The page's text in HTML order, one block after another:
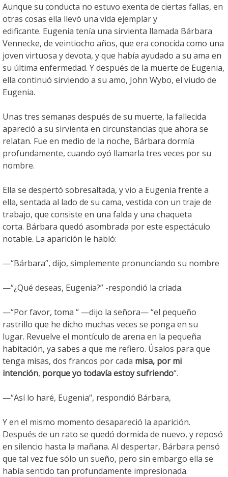
Aunque su conducta no estuvo exenta de ciertas fallas, en
otras cosas ella llevó una vida ejemplar y
edificante. Eugenia tenía una sirvienta llamada Bárbara
Vennecke, de veintiocho años, que era conocida como una
joven virtuosa y devota, y que había ayudado a su ama en
su última enfermedad. Y después de la muerte de Eugenia,
ella continuó sirviendo a su amo, John Wybo, el viudo de
Eugenia.
Unas tres semanas después de su muerte, la fallecida
apareció a su sirvienta en circunstancias que ahora se
relatan. Fue en medio de la noche, Bárbara dormía
profundamente, cuando oyó llamarla tres veces por su
nombre.
Ella se despertó sobresaltada, y vio a Eugenia frente a
ella, sentada al lado de su cama, vestida con un traje de
trabajo, que consiste en una falda y una chaqueta
corta. Bárbara quedó asombrada por este espectáculo
notable. La aparición le habló:
—“Bárbara”, dijo, simplemente pronunciando su nombre
—“¿Qué deseas, Eugenia?” -respondió la criada.
—“Por favor, toma “ —dijo la señora— “el pequeño
rastrillo que he dicho muchas veces se ponga en su
lugar. Revuelve el montículo de arena en la pequeña
habitación, ya sabes a que me refiero. Úsalos para que
tenga misas, dos francos por cada misa, por mi
intención, porque yo todavía estoy sufriendo“.
—“Así lo haré, Eugenia“, respondió Bárbara,
Y en el mismo momento desapareció la aparición.
Después de un rato se quedó dormida de nuevo, y reposó
en silencio hasta la mañana. Al despertar, Bárbara pensó
que tal vez fue sólo un sueño, pero sin embargo ella se
había sentido tan profundamente impresionada.